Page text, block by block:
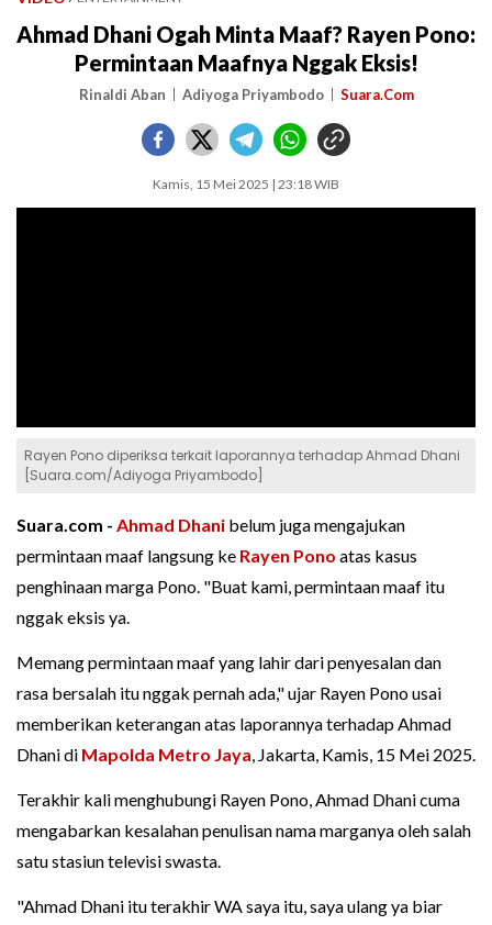
Ahmad Dhani Ogah Minta Maaf? Rayen Pono:
Permintaan Maafnya Nggak Eksis!
Rinaldi Aban Adiyoga Priyambodo Suara.Com
Kamis, 15 Mei 2025 | 23:18 WIB
Rayen Pono diperiksa terkait laporannya terhadap Ahmad Dhani
[Suara.com/Adiyoga Priyambodo]
Suara.com - Ahmad Dhani belum juga mengajukan
permintaan maaf langsung ke Rayen Pono atas kasus
penghinaan marga Pono. "Buat kami, permintaan maaf itu
nggak eksis ya.
Memang permintaan maaf yang lahir dari penyesalan dan
rasa bersalah itu nggak pernah ada," ujar Rayen Pono usai
memberikan keterangan atas laporannya terhadap Ahmad
Dhani di Mapolda Metro Jaya, Jakarta, Kamis, 15 Mei 2025.
Terakhir kali menghubungi Rayen Pono, Ahmad Dhani cuma
mengabarkan kesalahan penulisan nama marganya oleh salah
satu stasiun televisi swasta.
"Ahmad Dhani itu terakhir WA saya itu, saya ulang ya biar